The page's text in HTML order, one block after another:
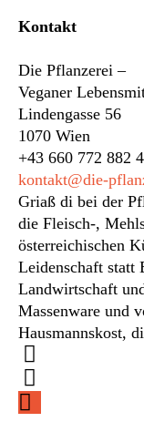
Kontakt
Die Pflanzerei –
Veganer
Lindengasse 56
1070 Wien
+43 660 772 882 4
kontakt@die-
Griaß di bei der
die Fleisch-,
österreichischen
Leidenschaft statt
Landwirtschaft
Massenware und
Hausmannskost,